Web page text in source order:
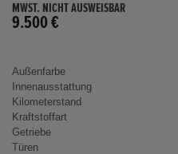
MWST. NICHT AUSWEISBAR
9.500 €
Außenfarbe
Innenausstattung
Kilometerstand
Kraftstoffart
Getriebe
Türen